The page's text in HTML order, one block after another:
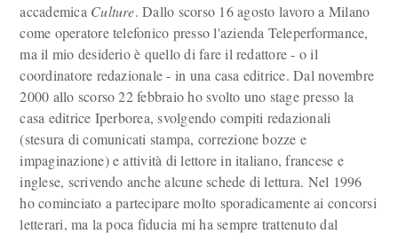
accademica Culture. Dallo scorso 16 agosto lavoro a Milano
come operatore telefonico presso l'azienda Teleperformance,
ma il mio desiderio è quello di fare il redattore - o il
coordinatore redazionale - in una casa editrice. Dal novembre
2000 allo scorso 22 febbraio ho svolto uno stage presso la
casa editrice Iperborea, svolgendo compiti redazionali
(stesura di comunicati stampa, correzione bozze e
impaginazione) e attività di lettore in italiano, francese e
inglese, scrivendo anche alcune schede di lettura. Nel 1996
ho cominciato a partecipare molto sporadicamente ai concorsi
letterari, ma la poca fiducia mi ha sempre trattenuto dal